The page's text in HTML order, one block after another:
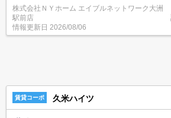
株式会社ＮＹホーム エイブルネットワーク大洲
駅前店
情報更新日 2026/08/06
賃貸コーポ 久米ハイツ